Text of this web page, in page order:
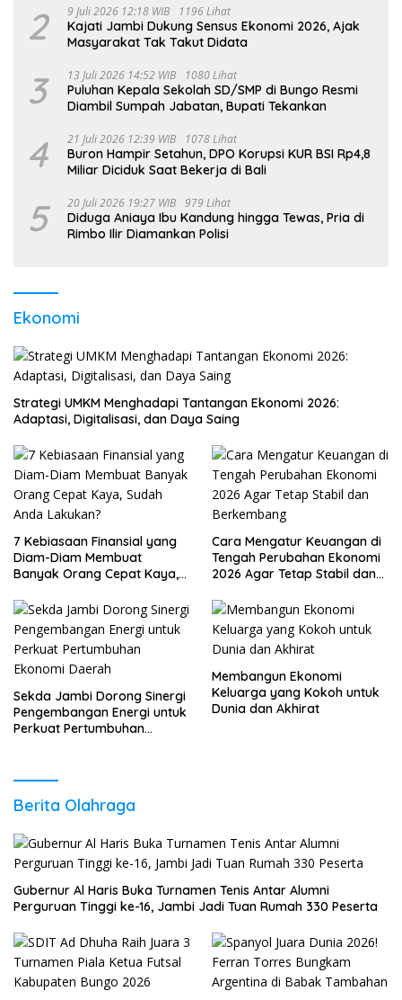
2 9 Juli 2026 12:18 WIB 1196 Lihat
Kajati Jambi Dukung Sensus Ekonomi 2026, Ajak
Masyarakat Tak Takut Didata
3 13 Juli 2026 14:52 WIB 1080 Lihat
Puluhan Kepala Sekolah SD/SMP di Bungo Resmi
Diambil Sumpah Jabatan, Bupati Tekankan
4 21 Juli 2026 12:39 WIB 1078 Lihat
Buron Hampir Setahun, DPO Korupsi KUR BSI Rp4,8
Miliar Diciduk Saat Bekerja di Bali
5 20 Juli 2026 19:27 WIB 979 Lihat
Diduga Aniaya Ibu Kandung hingga Tewas, Pria di
Rimbo Ilir Diamankan Polisi
Ekonomi
Strategi UMKM Menghadapi Tantangan Ekonomi 2026:
Adaptasi, Digitalisasi, dan Daya Saing
7 Kebiasaan Finansial yang
Diam-Diam Membuat
Banyak Orang Cepat Kaya,
Cara Mengatur Keuangan di
Tengah Perubahan Ekonomi
2026 Agar Tetap Stabil dan
Sekda Jambi Dorong Sinergi
Pengembangan Energi untuk
Perkuat Pertumbuhan
Membangun Ekonomi
Keluarga yang Kokoh untuk
Dunia dan Akhirat
Berita Olahraga
Gubernur Al Haris Buka Turnamen Tenis Antar Alumni
Perguruan Tinggi ke-16, Jambi Jadi Tuan Rumah 330 Peserta